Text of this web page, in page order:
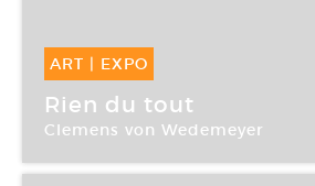
ART | EXPO
29 Jan -18 Mar 2006
Rien du tout
Clemens von Wedemeyer